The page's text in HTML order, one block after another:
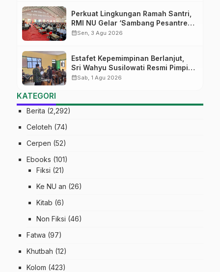
Perkuat Lingkungan Ramah Santri,
RMI NU Gelar ‘Sambang Pesantren’
di Pati
calendar_monthSen, 3 Agu 2026
Estafet Kepemimpinan Berlanjut,
Sri Wahyu Susilowati Resmi Pimpin
MTs Ma’arif Sapuran
calendar_monthSab, 1 Agu 2026
KATEGORI
Berita (2,292)
Celoteh (74)
Cerpen (52)
Ebooks (101)
Fiksi (21)
Ke NU an (26)
Kitab (6)
Non Fiksi (46)
Fatwa (97)
Khutbah (12)
Kolom (423)